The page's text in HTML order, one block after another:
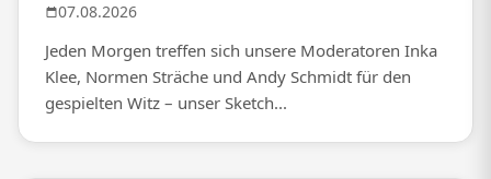
07.08.2026
Jeden Morgen treffen sich unsere Moderatoren Inka
Klee, Normen Sträche und Andy Schmidt für den
gespielten Witz – unser Sketch...